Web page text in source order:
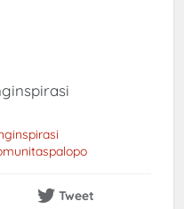
Tweet